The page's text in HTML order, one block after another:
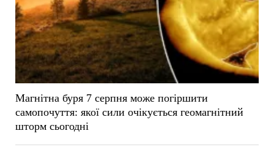
Магнітна буря 7 серпня може погіршити
самопочуття: якої сили очікується геомагнітний
шторм сьогодні